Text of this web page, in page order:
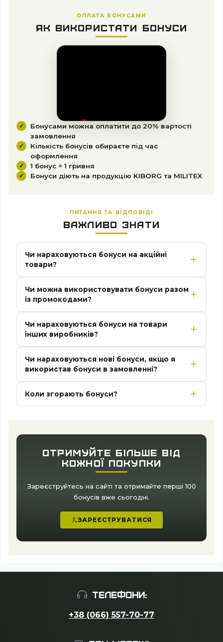
ОПЛАТА БОНУСАМИ
ЯК ВИКОРИСТАТИ БОНУСИ
Бонусами можна оплатити до 20% вартості
замовлення
Кількість бонусів обираєте під час
оформлення
1 бонус = 1 гривня
Бонуси діють на продукцію KIBORG та MILITEX
ПИТАННЯ ТА ВІДПОВІДІ
ВАЖЛИВО ЗНАТИ
Чи нараховуються бонуси на акційні
товари?
Чи можна використовувати бонуси разом
із промокодами?
Чи нараховуються бонуси на товари
інших виробників?
Чи нараховуються нові бонуси, якщо я
використав бонуси в замовленні?
Коли згорають бонуси?
ОТРИМУЙТЕ БІЛЬШЕ ВІД
КОЖНОЇ ПОКУПКИ
Зареєструйтесь на сайті та отримайте перші 100
бонусів вже сьогодні.
ЗАРЕЄСТРУВАТИСЯ
ТЕЛЕФОНИ:
+38 (066) 557-70-77